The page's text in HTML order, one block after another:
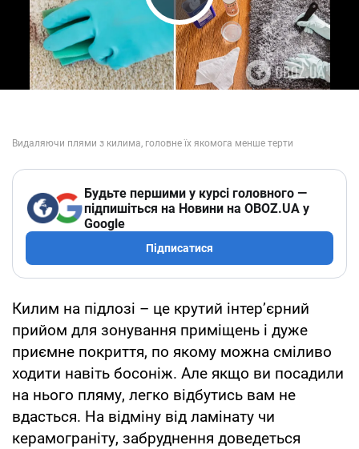
Play Video
Будьте першими у курсі головного —
підпишіться на Новини на OBOZ.UA у
Google
Підписатися
Килим на підлозі – це крутий інтер’єрний
прийом для зонування приміщень і дуже
приємне покриття, по якому можна сміливо
ходити навіть босоніж. Але якщо ви посадили
на нього пляму, легко відбутись вам не
вдасться. На відміну від ламінату чи
керамограніту, забруднення доведеться